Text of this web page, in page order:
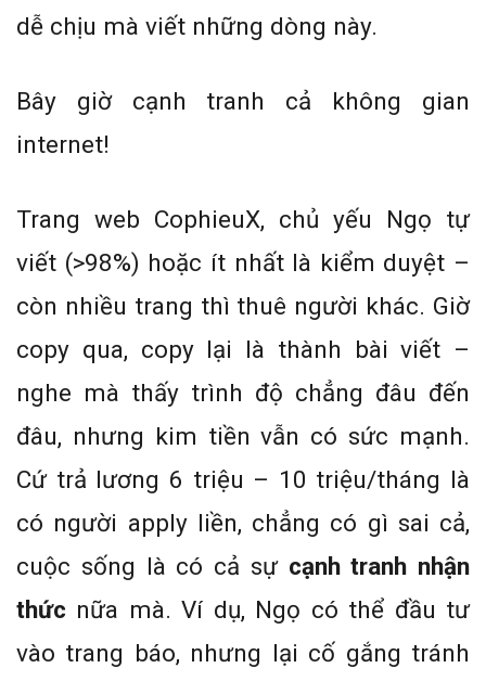
dễ chịu mà viết những dòng này.
Bây giờ cạnh tranh cả không gian
internet!
Trang web CophieuX, chủ yếu Ngọ tự
viết (>98%) hoặc ít nhất là kiểm duyệt –
còn nhiều trang thì thuê người khác. Giờ
copy qua, copy lại là thành bài viết –
nghe mà thấy trình độ chẳng đâu đến
đâu, nhưng kim tiền vẫn có sức mạnh.
Cứ trả lương 6 triệu – 10 triệu/tháng là
có người apply liền, chẳng có gì sai cả,
cuộc sống là có cả sự cạnh tranh nhận
thức nữa mà. Ví dụ, Ngọ có thể đầu tư
vào trang báo, nhưng lại cố gắng tránh